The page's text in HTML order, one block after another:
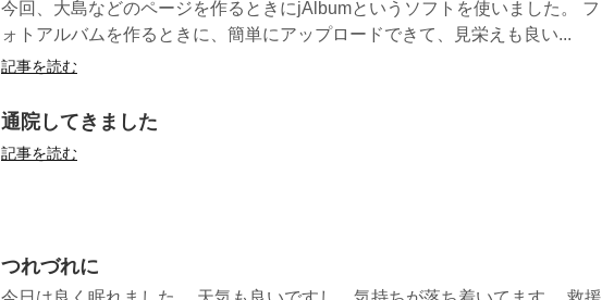
今回、大島などのページを作るときにjAlbumというソフトを使いました。 フ
ォトアルバムを作るときに、簡単にアップロードできて、見栄えも良い...
記事を読む
通院してきました
記事を読む
つれづれに